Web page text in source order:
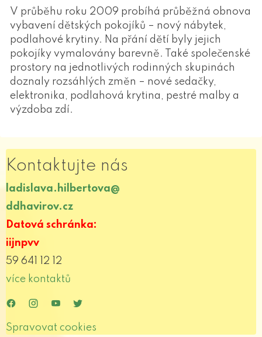
V průběhu roku 2009 probíhá průběžná obnova
vybavení dětských pokojíků – nový nábytek,
podlahové krytiny. Na přání dětí byly jejich
pokojíky vymalovány barevně. Také společenské
prostory na jednotlivých rodinných skupinách
doznaly rozsáhlých změn – nové sedačky,
elektronika, podlahová krytina, pestré malby a
výzdoba zdí.
Kontaktujte nás
ladislava.hilbertova@
ddhavirov.cz
Datová schránka:
iijnpvv
59 641 12 12
více kontaktů
Spravovat cookies